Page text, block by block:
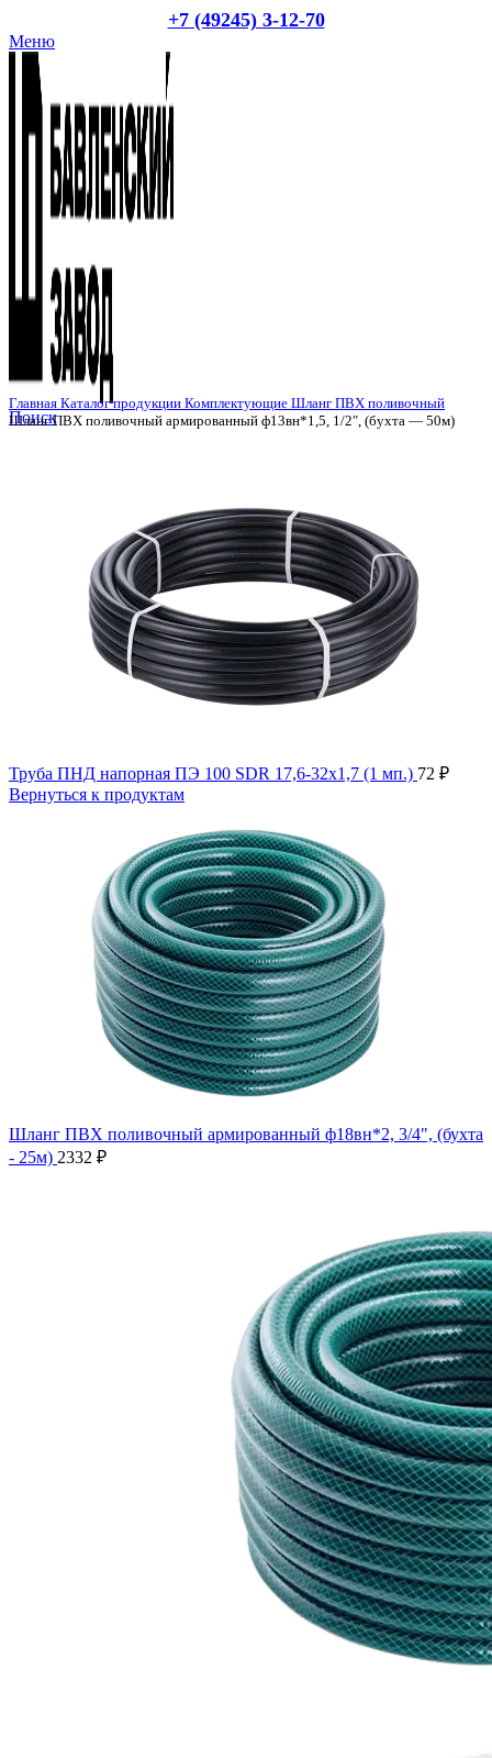
+7 (49245) 3-12-70
Меню
Поиск
Главная Каталог продукции Комплектующие Шланг ПВХ поливочный
Шланг ПВХ поливочный армированный ф13вн*1,5, 1/2″, (бухта — 50м)
Труба ПНД напорная ПЭ 100 SDR 17,6-32х1,7 (1 мп.) 72 ₽
Вернуться к продуктам
Шланг ПВХ поливочный армированный ф18вн*2, 3/4", (бухта
- 25м) 2332 ₽